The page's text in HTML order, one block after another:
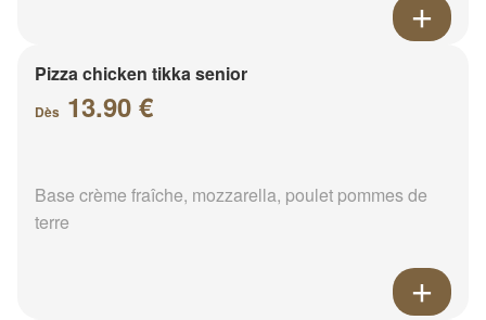
Pizza chicken tikka senior
Dès 13.90 €
Base crème fraîche, mozzarella, poulet pommes de
terre